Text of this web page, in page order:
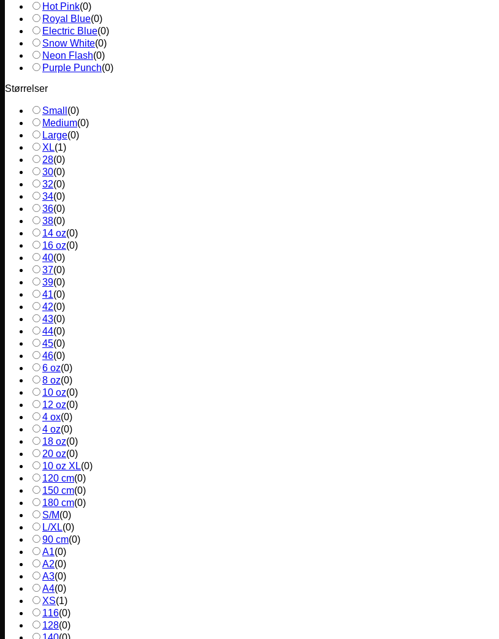
Hot Pink(0)
Royal Blue(0)
Electric Blue(0)
Snow White(0)
Neon Flash(0)
Purple Punch(0)
Størrelser
Small (0)
Medium(0)
Large(0)
XL(1)
28(0)
30(0)
32(0)
34(0)
36(0)
38(0)
14 oz(0)
16 oz(0)
40(0)
37(0)
39(0)
41(0)
42(0)
43(0)
44(0)
45(0)
46(0)
6 oz(0)
8 oz(0)
10 oz(0)
12 oz(0)
4 ox(0)
4 oz(0)
18 oz(0)
20 oz(0)
10 oz XL(0)
120 cm(0)
150 cm(0)
180 cm(0)
S/M(0)
L/XL(0)
90 cm(0)
A1(0)
A2(0)
A3(0)
A4(0)
XS(1)
116(0)
128(0)